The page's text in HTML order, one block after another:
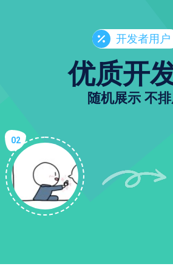
开发者用户
优质开
随机展示 不
02